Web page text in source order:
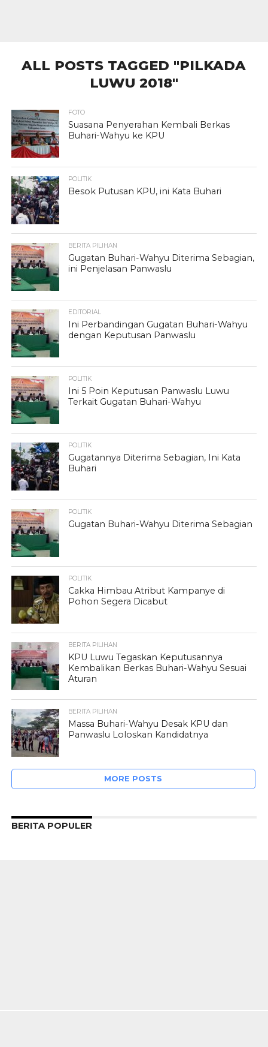
ALL POSTS TAGGED "PILKADA
LUWU 2018"
FOTO
Suasana Penyerahan Kembali Berkas
Buhari-Wahyu ke KPU
POLITIK
Besok Putusan KPU, ini Kata Buhari
BERITA PILIHAN
Gugatan Buhari-Wahyu Diterima Sebagian,
ini Penjelasan Panwaslu
EDITORIAL
Ini Perbandingan Gugatan Buhari-Wahyu
dengan Keputusan Panwaslu
POLITIK
Ini 5 Poin Keputusan Panwaslu Luwu
Terkait Gugatan Buhari-Wahyu
POLITIK
Gugatannya Diterima Sebagian, Ini Kata
Buhari
POLITIK
Gugatan Buhari-Wahyu Diterima Sebagian
POLITIK
Cakka Himbau Atribut Kampanye di
Pohon Segera Dicabut
BERITA PILIHAN
KPU Luwu Tegaskan Keputusannya
Kembalikan Berkas Buhari-Wahyu Sesuai
Aturan
BERITA PILIHAN
Massa Buhari-Wahyu Desak KPU dan
Panwaslu Loloskan Kandidatnya
MORE POSTS
BERITA POPULER